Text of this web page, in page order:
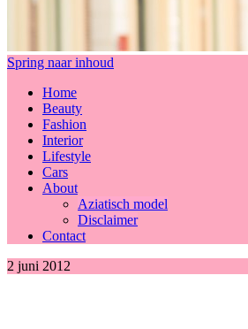
Spring naar inhoud
Home
Beauty
Fashion
Interior
Lifestyle
Cars
About
Aziatisch model
Disclaimer
Contact
2 juni 2012